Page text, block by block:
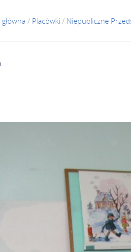
/ Placówki / Niepubliczne